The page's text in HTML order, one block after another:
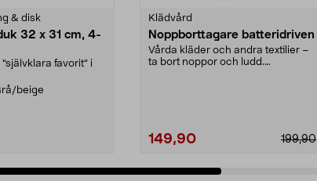
& disk
32 x 31 cm, 4-
favorit” i
beige
Klädvård
Noppborttagare batteridriven
Vårda kläder och andra textilier –
ta bort noppor och ludd.
199,90
149,90